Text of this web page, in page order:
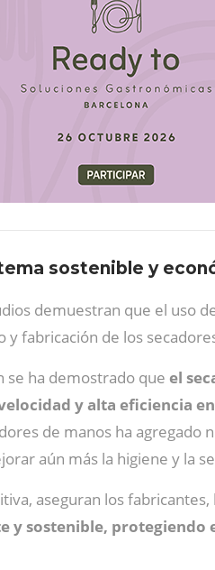
sostenible y
demuestran que el uso
y fabricación de los
se ha demostrado que el
y alta eficiencia
de manos ha agregado
aún más la higiene y la
aseguran los
y sostenible, protegiendo